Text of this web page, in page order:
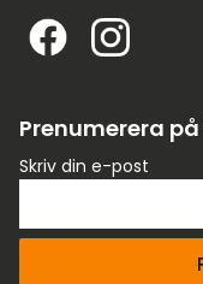
Prenumerera
Skriv din e-post